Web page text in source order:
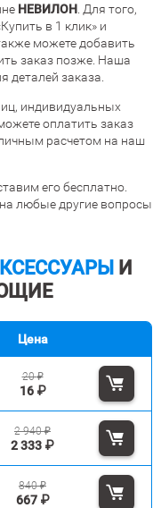
НЕВИЛОН . Для того,
в 1 клик» и
можете добавить
заказ позже. Наша
деталей заказа.
индивидуальных
оплатить заказ
расчетом на наш
его бесплатно.
любые другие вопросы
И
Цена
16 ₽
20₽
2 333 ₽
2 940₽
667 ₽
840₽